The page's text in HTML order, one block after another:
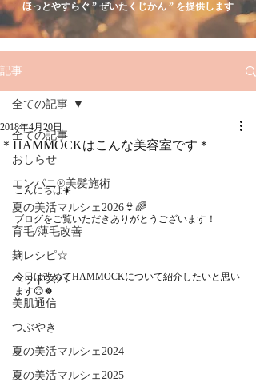
ほっとやすらぐ ” ぜいたくじかん ” を提供します
記事
全ての記事
おしらせ
エンパニ®美髪施術
夏の美活マルシェ2026👙🌈
育毛/薄毛改善
麹レシピ☆
ヘッドスパ
美肌通信
つぶやき
夏の美活マルシェ2024
夏の美活マルシェ2025
全ての記事
＊HAMMOCKはこんな美容室です＊
2018年4月20日
こんにちは☀️
ブログをご覧いただきありがとうございます！
今日は改めてHAMMOCKについて紹介したいと思い
ます😊🍀